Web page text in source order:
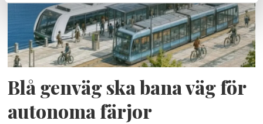
Blå genväg ska bana väg för
autonoma färjor